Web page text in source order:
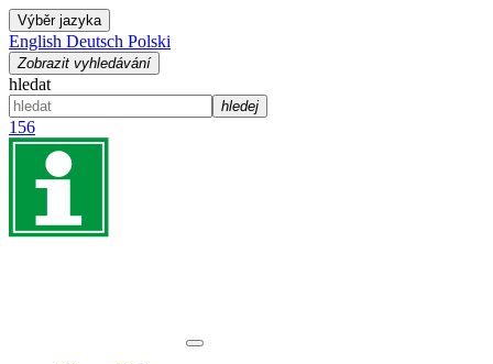
Výběr jazyka
English Deutsch Polski
Zobrazit vyhledávání
hledat
hledej
156